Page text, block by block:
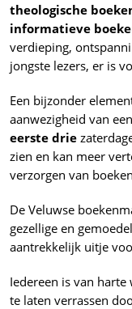
theologische
informatieve
verdieping,
jongste lezers, er is
Een bijzonder
aanwezigheid van een
eerste drie
zien en kan meer
verzorgen van
De Veluwse
gezellige en
aantrekkelijk uitje
Iedereen is van
te laten verrassen